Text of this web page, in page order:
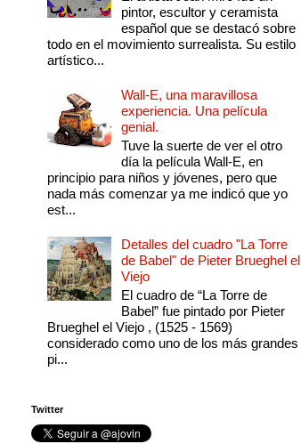
pintor, escultor y ceramista
español que se destacó sobre
todo en el movimiento surrealista. Su estilo
artístico...
Wall-E, una maravillosa
experiencia. Una película
genial.
Tuve la suerte de ver el otro
día la película Wall-E, en
principio para niños y jóvenes, pero que
nada más comenzar ya me indicó que yo
est...
Detalles del cuadro "La Torre
de Babel" de Pieter Brueghel el
Viejo
El cuadro de “La Torre de
Babel” fue pintado por Pieter
Brueghel el Viejo , (1525 - 1569)
considerado como uno de los más grandes
pi...
Twitter